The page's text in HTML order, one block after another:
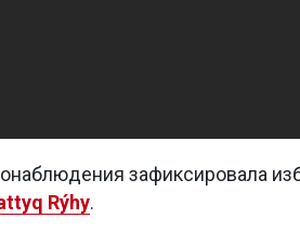
зафиксировала
Rýhy.